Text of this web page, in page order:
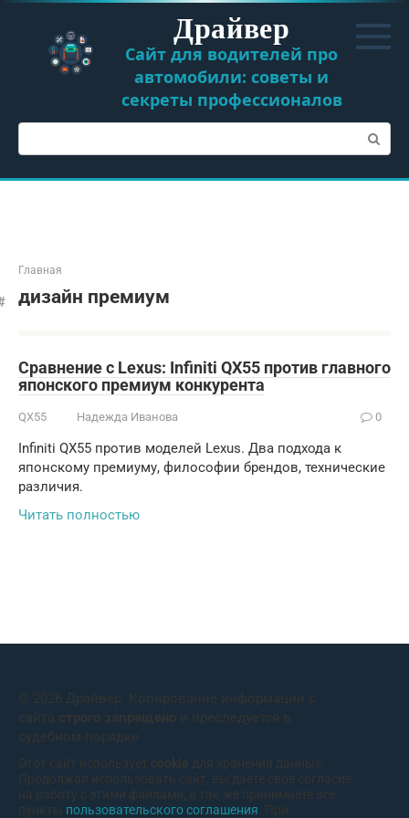
Перейти
контенту
Драйвер
Сайт для водителей про
автомобили: советы и
секреты профессионалов
Поиск:
Главная
дизайн премиум
Сравнение с Lexus: Infiniti QX55 против главного
японского премиум конкурента
QX55 Надежда Иванова 0
Infiniti QX55 против моделей Lexus. Два подхода к
японскому премиуму, философии брендов, технические
различия.
Читать полностью
© 2026 Драйвер. Копирование информации с
сайта строго запрещено и преследуется в
судебном порядке
Этот сайт использует cookie для хранения данных.
Продолжая использовать сайт, вы даете свое согласие
на работу с этими файлами, а так же принимаете все
пункты пользовательского соглашения . При